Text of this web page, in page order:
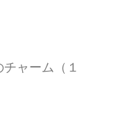
ャーム（１